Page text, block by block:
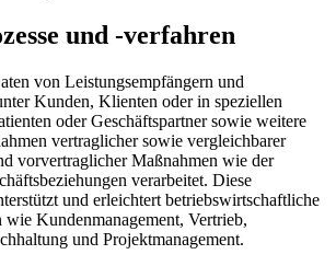
und -verfahren
von Leistungsempfängern und
Kunden, Klienten oder in speziellen
oder Geschäftspartner sowie weitere
vertraglicher sowie vergleichbarer
vorvertraglicher Maßnahmen wie der
verarbeitet. Diese
und erleichtert betriebswirtschaftliche
Kundenmanagement, Vertrieb,
und Projektmanagement.